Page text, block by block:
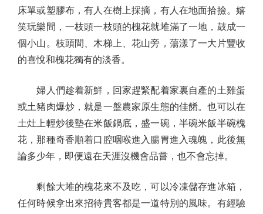
床單或塑膠布，有人在樹上採摘，有人在地面拾撿。嬉
笑玩樂間，一枝頭一枝頭的槐花就堆滿了一地，鼓成一
個小山。枝頭間、木梯上、花山旁，蕩漾了一大片豐收
的喜悅和槐花獨有的淡香。
婦人們趁着新鮮，回家趕緊配着家裏自產的土雞蛋
或土豬肉爆炒，就是一盤農家原生態的佳餚。也可以在
土灶上輕炒後墊在米飯鍋底，盛一碗，半碗米飯半碗槐
花，那種奇香順着口腔咽喉進入腸胃進入魂魄，此後無
論多少年，即便遠在天涯沒機會品嘗，也不會忘掉。
剩餘大堆的槐花來不及吃，可以冷凍儲存進冰箱，
任何時候拿出來招待貴客都是一道特別的風味。有經驗